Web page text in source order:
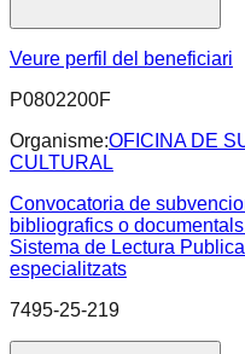
Veure perfil del beneficiari
P0802200F
Organisme:OFICINA DE
CULTURAL
Convocatoria de
bibliografics o
Sistema de Lectura
especialitzats
7495-25-219